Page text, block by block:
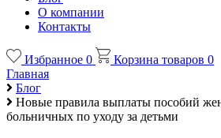
О компании
Контакты
Избранное 0 Корзина товаров 0
Главная
Блог
Новые правила выплаты пособий
больничных по уходу за детьми